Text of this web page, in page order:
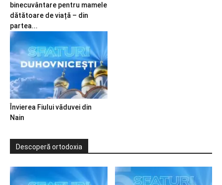
binecuvântare pentru mamele
dătătoare de viață – din
partea...
Învierea Fiului văduvei din
Nain
Descoperă ortodoxia